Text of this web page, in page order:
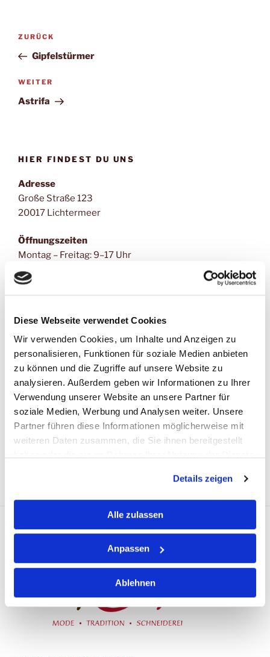
Diese Webseite verwendet Cookies
Wir verwenden Cookies, um Inhalte und Anzeigen zu
personalisieren, Funktionen für soziale Medien anbieten
zu können und die Zugriffe auf unsere Website zu
analysieren. Außerdem geben wir Informationen zu Ihrer
Verwendung unserer Website an unsere Partner für
soziale Medien, Werbung und Analysen weiter. Unsere
Partner führen diese Informationen möglicherweise mit
weiteren Daten zusammen, die Sie ihnen bereitgestellt
Details zeigen
Alle zulassen
Anpassen
Ablehnen
Beitragsnavigation
Vorheriger
Beitrag
ZURÜCK
Gipfelstürmer
Nächster
Beitrag
WEITER
Astrifa
HIER FINDEST DU UNS
Adresse
Große Straße 123
20017 Lichtermeer
Öffnungszeiten
Montag – Freitag: 9–17 Uhr
Samstag & Sonntag: 11–15 Uhr
SUCHEN
ÜBER DIESE WEBSITE
Hier wäre ein guter Platz, um dich und deine Website
vorzustellen oder weitere Informationen anzugeben.